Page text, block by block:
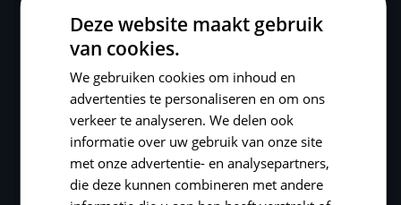
Deze website maakt gebruik
van cookies.
We gebruiken cookies om inhoud en
advertenties te personaliseren en om ons
verkeer te analyseren. We delen ook
informatie over uw gebruik van onze site
met onze advertentie- en analysepartners,
die deze kunnen combineren met andere